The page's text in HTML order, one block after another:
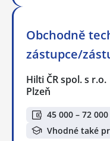
Obchodně
zástupce/
Hilti ČR spol. s r.o.
Plzeň
45 000 – 72 000
Vhodné také